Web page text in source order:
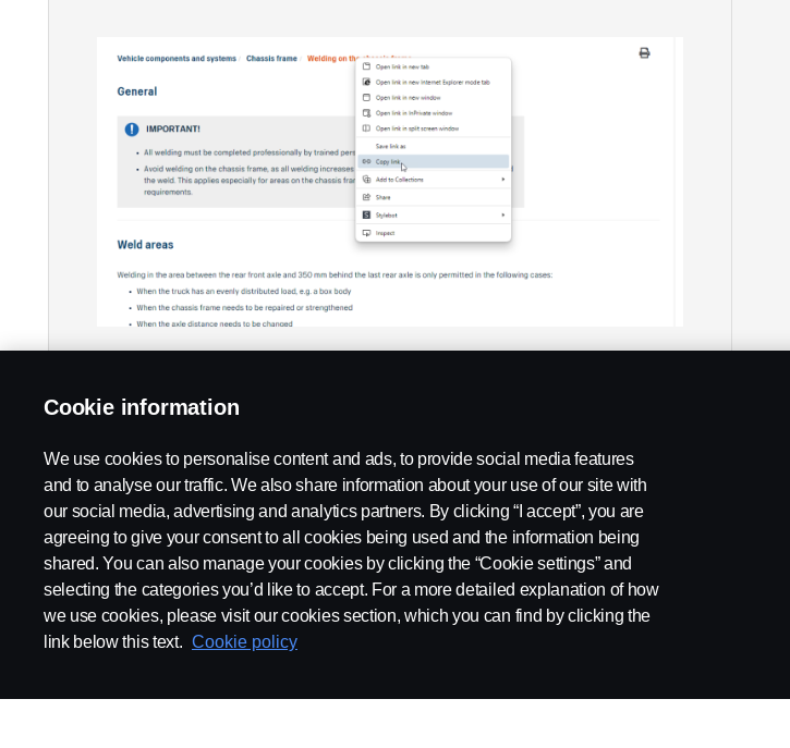
Cookie information
We use cookies to personalise content and ads, to provide social media features
and to analyse our traffic. We also share information about your use of our site with
our social media, advertising and analytics partners. By clicking “I accept”, you are
agreeing to give your consent to all cookies being used and the information being
shared. You can also manage your cookies by clicking the “Cookie settings” and
selecting the categories you’d like to accept. For a more detailed explanation of how
we use cookies, please visit our cookies section, which you can find by clicking the
link below this text. Cookie policy